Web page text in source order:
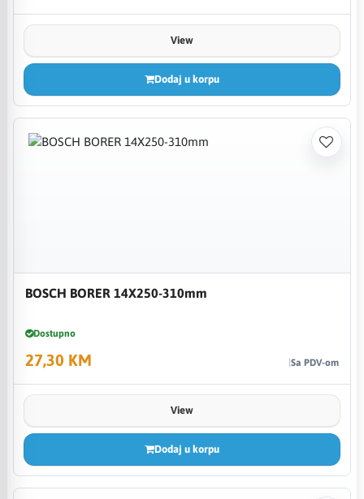
View
Dodaj u korpu
BOSCH BORER 14X250-310mm
Dostupno
27,30 KM Sa PDV-om
View
Dodaj u korpu